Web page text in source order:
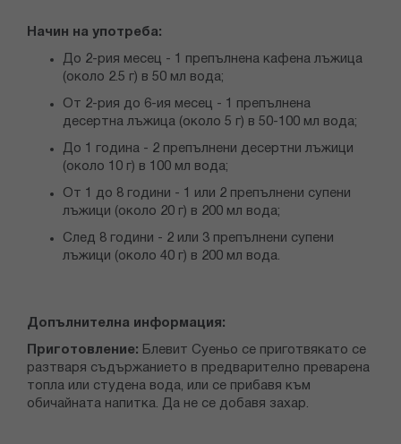
Начин на употреба:
До 2-рия месец - 1 препълнена кафена лъжица
(около 2.5 г) в 50 мл вода;
От 2-рия до 6-ия месец - 1 препълнена
десертна лъжица (около 5 г) в 50-100 мл вода;
До 1 година - 2 препълнени десертни лъжици
(около 10 г) в 100 мл вода;
От 1 до 8 години - 1 или 2 препълнени супени
лъжици (около 20 г) в 200 мл вода;
След 8 години - 2 или 3 препълнени супени
лъжици (около 40 г) в 200 мл вода.
Допълнителна информация:
Приготовление: Блевит Суеньо се приготвякато се
разтваря съдържанието в предварително преварена
топла или студена вода, или се прибавя към
обичайната напитка. Да не се добавя захар.